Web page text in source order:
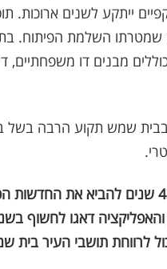
74 יח"ד כחלק ממכרז שמטרתו
בבית שמש תקוע הרבה בשל
חדשות קרן אור חרטו על דגלם כבר לפני למעלה מ-43
דאגו לחשוף
לרווחת תושבי העיר בית